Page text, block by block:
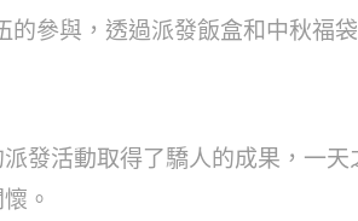
的參與，透過派發飯盒和中秋福
發活動取得了驕人的成果，一天
。